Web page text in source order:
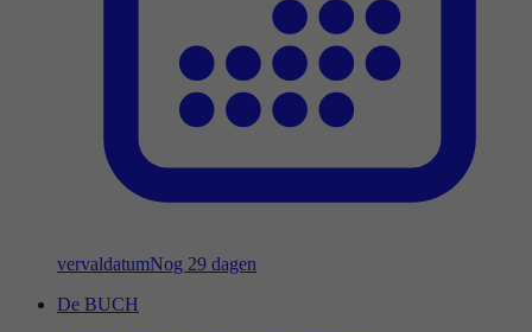
vervaldatumNog 29 dagen
De BUCH